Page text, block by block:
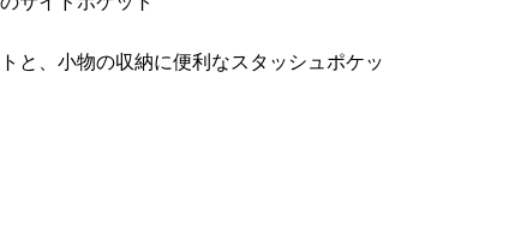
と、小物の収納に便利なスタッシュポケッ